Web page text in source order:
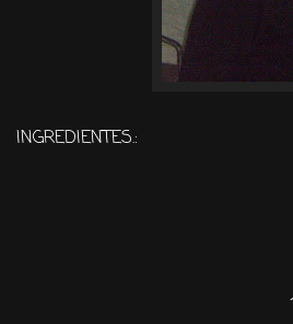
INGREDIENTES.: